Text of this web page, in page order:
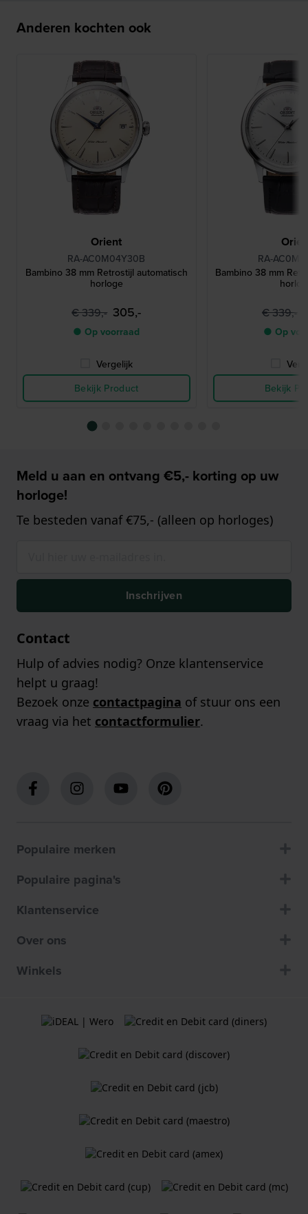
Anderen kochten ook
Orient
RA-AC0M04Y30B
Bambino 38 mm Retrostijl automatisch
horloge
€ 339,- 305,-
● Op voorraad
Vergelijk
Bekijk Product
RA-
Bambino 38 mm
€ 339,-
● Op
Bekijk
Meld u aan en ontvang €5,- korting op uw
horloge!
Te besteden vanaf €75,- (alleen op horloges)
Inschrijven
Contact
Hulp of advies nodig? Onze klantenservice
helpt u graag!
Bezoek onze contactpagina of stuur ons een
vraag via het contactformulier.
Populaire merken
Populaire pagina's
Klantenservice
Over ons
Winkels